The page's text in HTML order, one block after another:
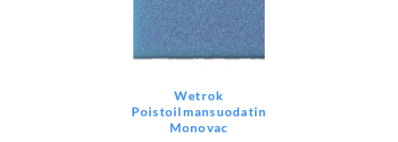
Wetrok
Poistoilmansuodatin
Monovac